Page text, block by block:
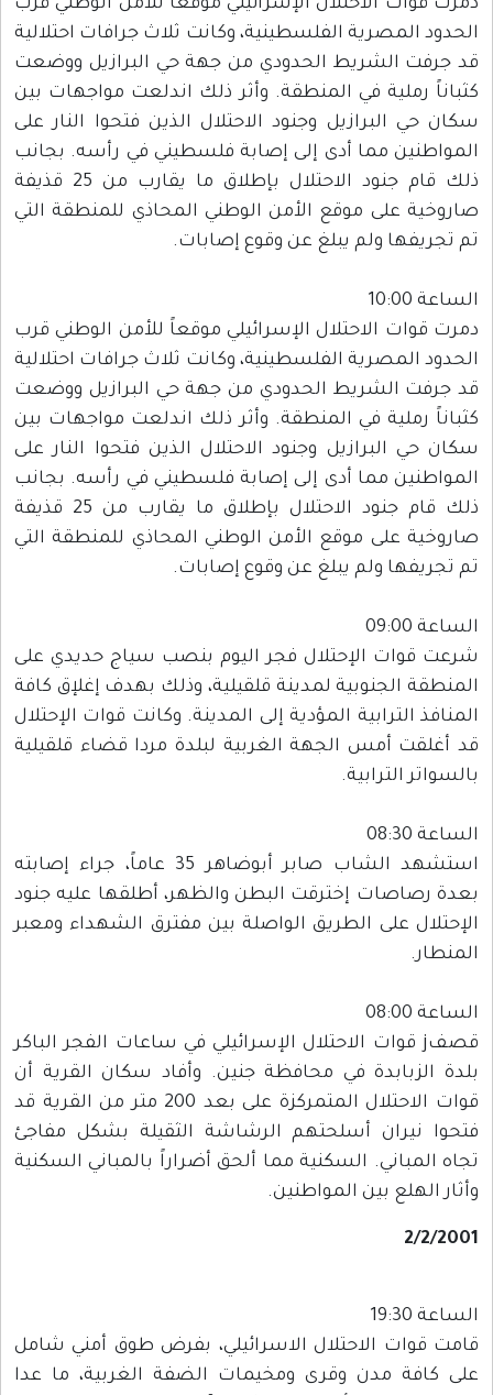
دمرت قوات الاحتلال الإسرائيلي موقعاً للأمن الوطني قرب
الحدود المصرية الفلسطينية، وكانت ثلاث جرافات احتلالية
قد جرفت الشريط الحدودي من جهة حي البرازيل ووضعت
كثباناً رملية في المنطقة. وأثر ذلك اندلعت مواجهات بين
سكان حي البرازيل وجنود الاحتلال الذين فتحوا النار على
المواطنين مما أدى إلى إصابة فلسطيني في رأسه. بجانب
ذلك قام جنود الاحتلال بإطلاق ما يقارب من 25 قذيفة
صاروخية على موقع الأمن الوطني المحاذي للمنطقة التي
تم تجريفها ولم يبلغ عن وقوع إصابات.
الساعة 10:00
دمرت قوات الاحتلال الإسرائيلي موقعاً للأمن الوطني قرب
الحدود المصرية الفلسطينية، وكانت ثلاث جرافات احتلالية
قد جرفت الشريط الحدودي من جهة حي البرازيل ووضعت
كثباناً رملية في المنطقة. وأثر ذلك اندلعت مواجهات بين
سكان حي البرازيل وجنود الاحتلال الذين فتحوا النار على
المواطنين مما أدى إلى إصابة فلسطيني في رأسه. بجانب
ذلك قام جنود الاحتلال بإطلاق ما يقارب من 25 قذيفة
صاروخية على موقع الأمن الوطني المحاذي للمنطقة التي
تم تجريفها ولم يبلغ عن وقوع إصابات.
الساعة 09:00
شرعت قوات الإحتلال فجر اليوم بنصب سياج حديدي على
المنطقة الجنوبية لمدينة قلقيلية، وذلك بهدف إغلإق كافة
المنافذ الترابية المؤدية إلى المدينة. وكانت قوات الإحتلال
قد أغلقت أمس الجهة الغربية لبلدة مردا قضاء قلقيلية
بالسواتر الترابية.
الساعة 08:30
استشهد الشاب صابر أبوضاهر 35 عاماً، جراء إصابته
بعدة رصاصات إخترقت البطن والظهر، أطلقها عليه جنود
الإحتلال على الطريق الواصلة بين مفترق الشهداء ومعبر
المنطار.
الساعة 08:00
قصفj قوات الاحتلال الإسرائيلي في ساعات الفجر الباكر
بلدة الزبابدة في محافظة جنين. وأفاد سكان القرية أن
قوات الاحتلال المتمركزة على بعد 200 متر من القرية قد
فتحوا نيران أسلحتهم الرشاشة الثقيلة بشكل مفاجئ
تجاه المباني. السكنية مما ألحق أضراراً بالمباني السكنية
وأثار الهلع بين المواطنين.
2/2/2001
الساعة 19:30
قامت قوات الاحتلال الاسرائيلي، بفرض طوق أمني شامل
على كافة مدن وقرى ومخيمات الضفة الغربية، ما عدا